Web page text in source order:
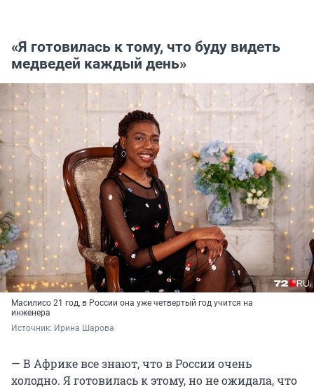
«Я готовилась к тому, что буду видеть
медведей каждый день»
Масилисо 21 год, в России она уже четвертый год учится на
инженера
Источник: Ирина Шарова
— В Африке все знают, что в России очень
холодно. Я готовилась к этому, но не ожидала, что